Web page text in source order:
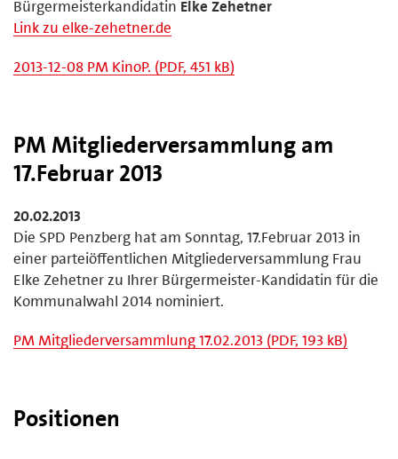
Bürgermeisterkandidatin Elke Zehetner
Link zu elke-zehetner.de
2013-12-08 PM KinoP. (PDF, 451 kB)
PM Mitgliederversammlung am
17.Februar 2013
20.02.2013
Die SPD Penzberg hat am Sonntag, 17.Februar 2013 in
einer parteiöffentlichen Mitgliederversammlung Frau
Elke Zehetner zu Ihrer Bürgermeister-Kandidatin für die
Kommunalwahl 2014 nominiert.
PM Mitgliederversammlung 17.02.2013 (PDF, 193 kB)
Positionen